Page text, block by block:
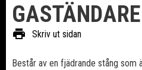
print Skriv ut sidan
Består av en fjädrande stång